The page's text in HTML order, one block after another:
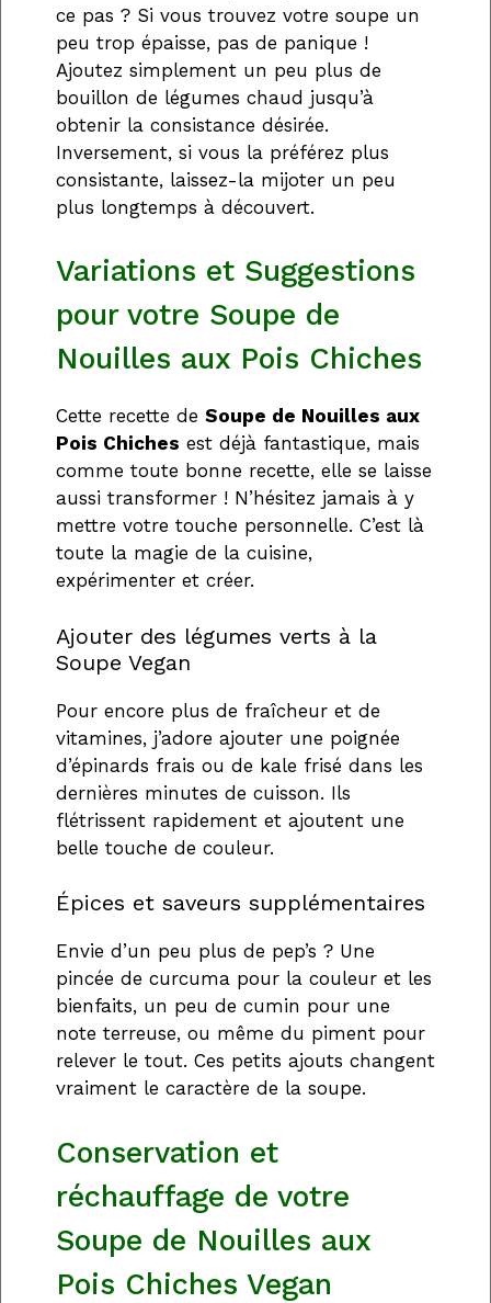
ce pas ? Si vous trouvez votre soupe un
peu trop épaisse, pas de panique !
Ajoutez simplement un peu plus de
bouillon de légumes chaud jusqu’à
obtenir la consistance désirée.
Inversement, si vous la préférez plus
consistante, laissez-la mijoter un peu
plus longtemps à découvert.
Variations et Suggestions
pour votre Soupe de
Nouilles aux Pois Chiches
Cette recette de Soupe de Nouilles aux
Pois Chiches est déjà fantastique, mais
comme toute bonne recette, elle se laisse
aussi transformer ! N’hésitez jamais à y
mettre votre touche personnelle. C’est là
toute la magie de la cuisine,
expérimenter et créer.
Ajouter des légumes verts à la
Soupe Vegan
Pour encore plus de fraîcheur et de
vitamines, j’adore ajouter une poignée
d’épinards frais ou de kale frisé dans les
dernières minutes de cuisson. Ils
flétrissent rapidement et ajoutent une
belle touche de couleur.
Épices et saveurs supplémentaires
Envie d’un peu plus de pep’s ? Une
pincée de curcuma pour la couleur et les
bienfaits, un peu de cumin pour une
note terreuse, ou même du piment pour
relever le tout. Ces petits ajouts changent
vraiment le caractère de la soupe.
Conservation et
réchauffage de votre
Soupe de Nouilles aux
Pois Chiches Vegan